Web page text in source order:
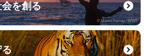
を創る
© Martin Harvey / WWF
る